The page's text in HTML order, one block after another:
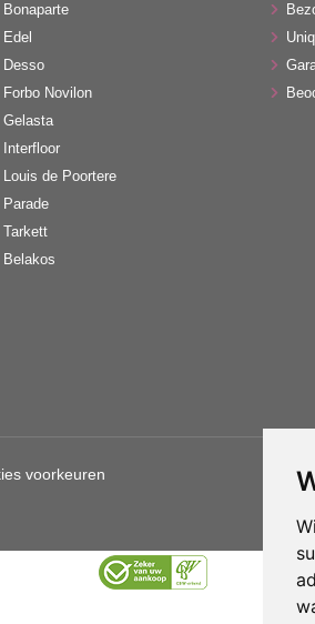
Bonaparte
Edel
Desso
Forbo Novilon
Gelasta
Interfloor
Louis de Poortere
Parade
Tarkett
Belakos
voorkeuren